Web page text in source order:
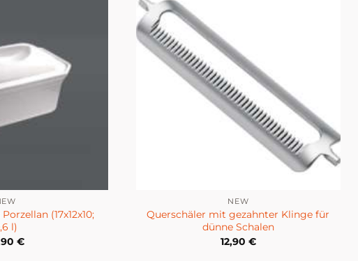
(17x12x10;
l)
€
NEW
Querschäler mit gezahnter Klinge für
dünne Schalen
12,90 €